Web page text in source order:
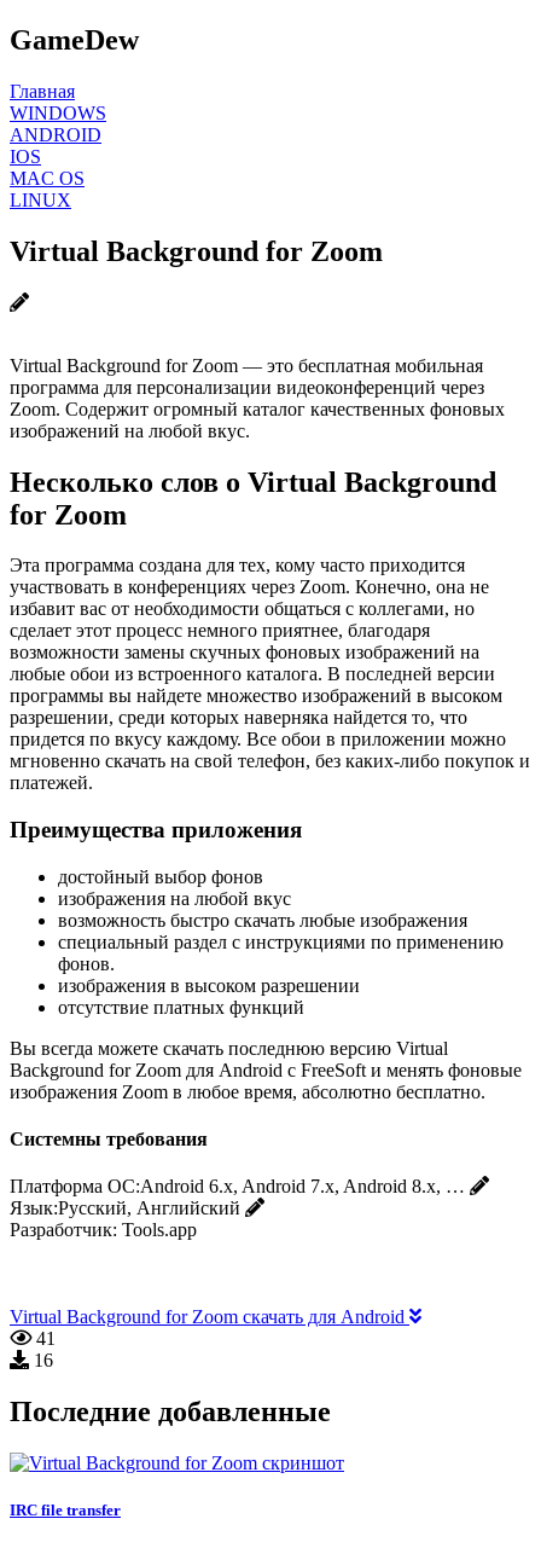
GameDew
Главная
WINDOWS
ANDROID
IOS
MAC OS
LINUX
Virtual Background for Zoom
Virtual Background for Zoom — это бесплатная мобильная
программа для персонализации видеоконференций через
Zoom. Содержит огромный каталог качественных фоновых
изображений на любой вкус.
Несколько слов о Virtual Background
for Zoom
Эта программа создана для тех, кому часто приходится
участвовать в конференциях через Zoom. Конечно, она не
избавит вас от необходимости общаться с коллегами, но
сделает этот процесс немного приятнее, благодаря
возможности замены скучных фоновых изображений на
любые обои из встроенного каталога. В последней версии
программы вы найдете множество изображений в высоком
разрешении, среди которых наверняка найдется то, что
придется по вкусу каждому. Все обои в приложении можно
мгновенно скачать на свой телефон, без каких-либо покупок и
платежей.
Преимущества приложения
достойный выбор фонов
изображения на любой вкус
возможность быстро скачать любые изображения
специальный раздел с инструкциями по применению
фонов.
изображения в высоком разрешении
отсутствие платных функций
Вы всегда можете скачать последнюю версию Virtual
Background for Zoom для Android с FreeSoft и менять фоновые
изображения Zoom в любое время, абсолютно бесплатно.
Системны требования
Платформа ОС:Android 6.x, Android 7.x, Android 8.x, …
Язык:Русский, Английский
Разработчик: Tools.app
Virtual Background for Zoom скачать для Android
41
16
Последние добавленные
IRC file transfer